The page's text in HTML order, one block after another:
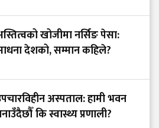
खोजीमा नर्सिङ पेसा:
देशको, सम्मान कहिले?
अस्पताल: हामी भवन
कि स्वास्थ्य प्रणाली?